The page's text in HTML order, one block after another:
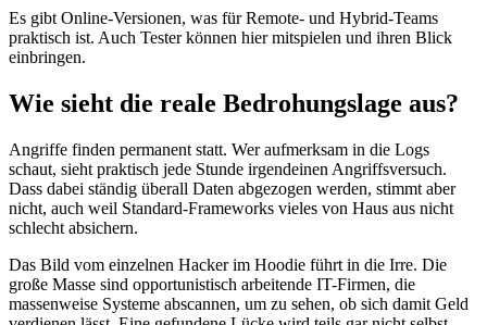
Es gibt Online-Versionen, was für Remote- und Hybrid-Teams
praktisch ist. Auch Tester können hier mitspielen und ihren Blick
einbringen.
Wie sieht die reale Bedrohungslage aus?
Angriffe finden permanent statt. Wer aufmerksam in die Logs
schaut, sieht praktisch jede Stunde irgendeinen Angriffsversuch.
Dass dabei ständig überall Daten abgezogen werden, stimmt aber
nicht, auch weil Standard-Frameworks vieles von Haus aus nicht
schlecht absichern.
Das Bild vom einzelnen Hacker im Hoodie führt in die Irre. Die
große Masse sind opportunistisch arbeitende IT-Firmen, die
massenweise Systeme abscannen, um zu sehen, ob sich damit Geld